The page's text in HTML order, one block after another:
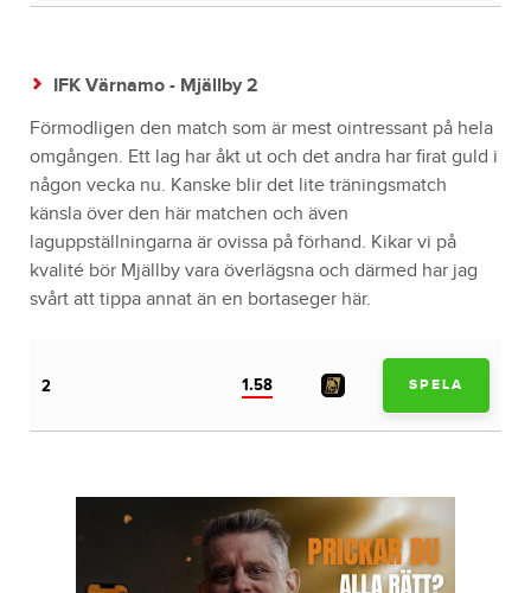
IFK Värnamo - Mjällby 2
Förmodligen den match som är mest ointressant på hela
omgången. Ett lag har åkt ut och det andra har firat guld i
någon vecka nu. Kanske blir det lite träningsmatch
känsla över den här matchen och även
laguppställningarna är ovissa på förhand. Kikar vi på
kvalité bör Mjällby vara överlägsna och därmed har jag
svårt att tippa annat än en bortaseger här.
2 1.58 SPELA